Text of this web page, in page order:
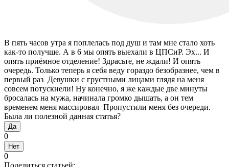
В пять часов утра я поплелась под душ и там мне стало хоть
как-то получше. А в 6 мы опять выехали в ЦПСиР. Эх... И
опять приёмное отделение! Здрасьте, не ждали! И опять
очередь. Только теперь я себя веду гораздо безобразнее, чем в
первый раз Девушки с грустными лицами глядя на меня
совсем потускнели! Ну конечно, я же каждые две минуты
бросалась на мужа, начинала громко дышать, а он тем
временем меня массировал Пропустили меня без очереди.
Была ли полезной данная статья?
Да
0
Нет
0
Поделиться статьей: